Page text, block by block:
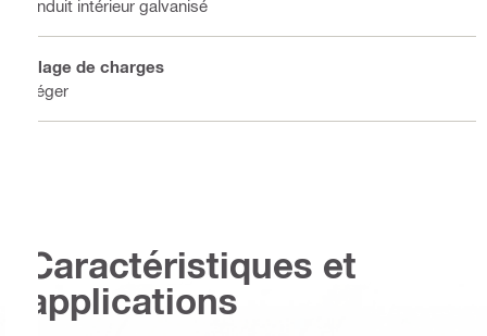
Enduit intérieur galvanisé
Plage de charges
Léger
Caractéristiques et
applications